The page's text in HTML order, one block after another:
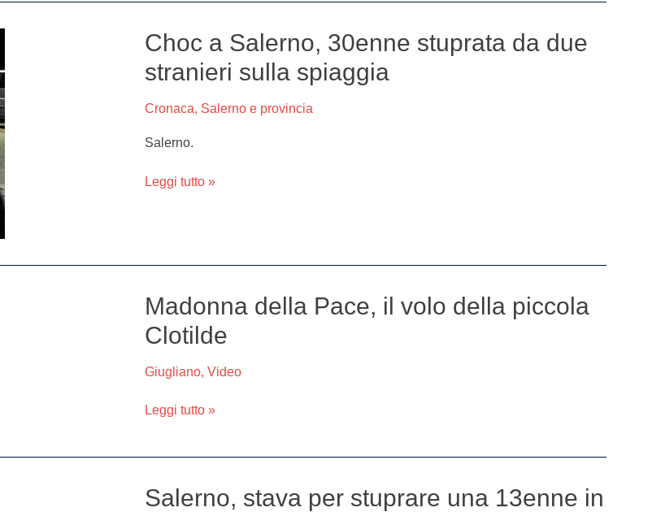
Choc a Salerno, 30enne stuprata da due
stranieri sulla spiaggia
Cronaca, Salerno e provincia
Salerno.
Choc
Salerno,
stuprata
da
stranieri
sulla
Leggi tutto »
Madonna della Pace, il volo della piccola
Clotilde
Giugliano, Video
Madonna
Pace,
volo
piccola
Leggi tutto »
Salerno, stava per stuprare una 13enne in
Salerno,